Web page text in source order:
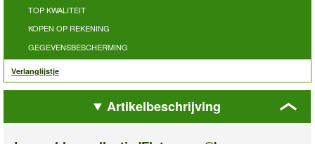
TOP KWALITEIT
KOPEN OP REKENING
GEGEVENSBESCHERMING
Verlanglijstje
Artikelbeschrijving